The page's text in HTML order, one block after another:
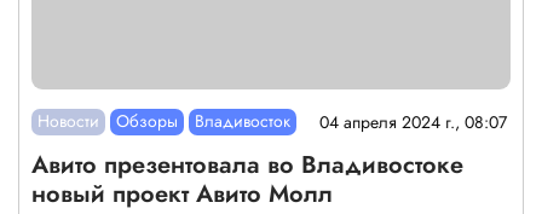
Новости Обзоры Владивосток 04 апреля 2024 г., 08:07
Авито презентовала во Владивостоке
новый проект Авито Молл